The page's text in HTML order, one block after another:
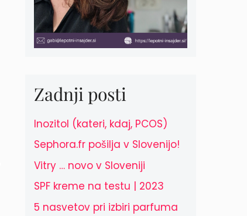
Zadnji posti
Inozitol (kateri, kdaj, PCOS)
Sephora.fr pošilja v Slovenijo!
Vitry … novo v Sloveniji
SPF kreme na testu | 2023
5 nasvetov pri izbiri parfuma